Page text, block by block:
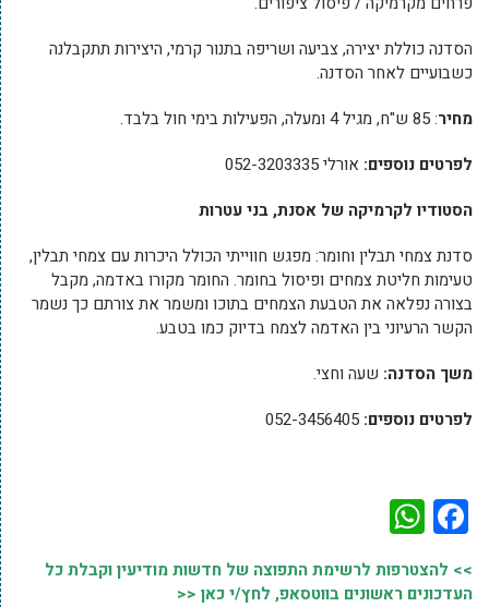
הסדנה כוללת יצירה, צביעה ושריפה בתנור קרמי, היצירות תתקבלנה
כשבועיים לאחר הסדנה.
מחיר: 85 ש"ח, מגיל 4 ומעלה, הפעילות בימי חול בלבד.
לפרטים נוספים: אורלי 052-3203335
הסטודיו לקרמיקה של אסנת, בני עטרות
סדנת צמחי תבלין וחומר: מפגש חווייתי הכולל היכרות עם צמחי תבלין,
טעימות חליטת צמחים ופיסול בחומר. החומר מקורו באדמה, מקבל
בצורה נפלאה את הטבעת הצמחים בתוכו ומשמר את צורתם כך נשמר
הקשר הרעיוני בין האדמה לצמח בדיוק כמו בטבע.
משך הסדנה: שעה וחצי.
לפרטים נוספים: 052-3456405
Facebook
>> להצטרפות לרשימת התפוצה של חדשות מודיעין וקבלת כל
העדכונים ראשונים בווטסאפ, לחץ/י כאן <<